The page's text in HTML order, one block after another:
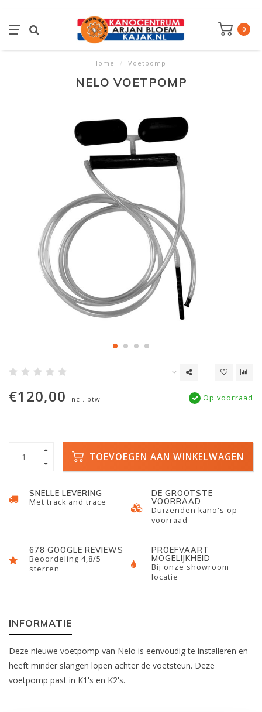
0
Home / Voetpomp
NELO VOETPOMP
€120,00 Incl. btw Op voorraad
TOEVOEGEN AAN WINKELWAGEN
SNELLE LEVERING
Met track and trace
DE GROOTSTE
VOORRAAD
Duizenden kano's op
voorraad
678 GOOGLE REVIEWS
Beoordeling 4,8/5
sterren
PROEFVAART
MOGELIJKHEID
Bij onze showroom
locatie
INFORMATIE
Deze nieuwe voetpomp van Nelo is eenvoudig te installeren en
heeft minder slangen lopen achter de voetsteun. Deze
voetpomp past in K1's en K2's.